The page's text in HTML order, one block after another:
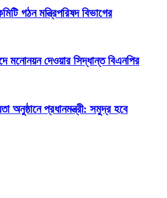
গঠন মন্ত্রিপরিষদ বিভাগের
মনোনয়ন দেওয়ার সিদ্ধান্ত বিএনপির
অনুষ্ঠানে প্রধানমন্ত্রী: সমুদ্র হবে